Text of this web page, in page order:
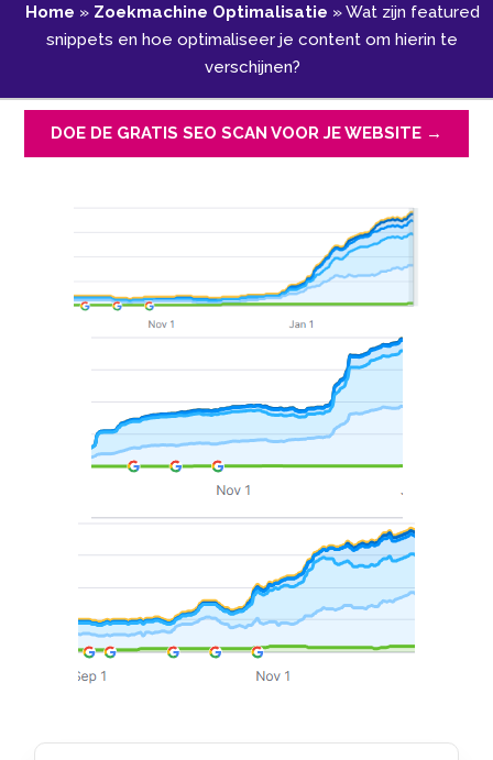
Home » Zoekmachine Optimalisatie »Wat zijn featured
snippets en hoe optimaliseer je content om hierin te
verschijnen?
DOE DE GRATIS SEO SCAN VOOR JE WEBSITE →